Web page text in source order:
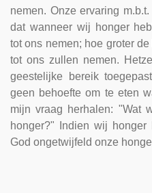
nemen. Onze ervaring
dat wanneer wij honger
tot ons nemen; hoe groter
tot ons zullen nemen.
geestelijke bereik
geen behoefte om te eten
mijn vraag herhalen: "Wat
honger?" Indien wij
God ongetwijfeld onze